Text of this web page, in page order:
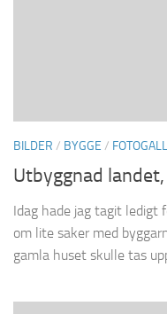
BILDER / BYGGE /
Utbyggnad
Idag hade jag tagit
om lite saker med
gamla huset skulle tas